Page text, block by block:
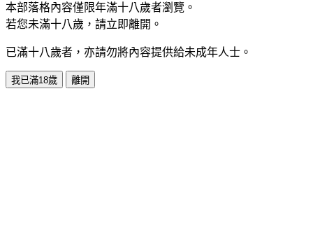
本部落格內容僅限年滿十八歲者瀏覽。
若您未滿十八歲，請立即離開。
已滿十八歲者，亦請勿將內容提供給未成年人士。
我已滿18歲 離開